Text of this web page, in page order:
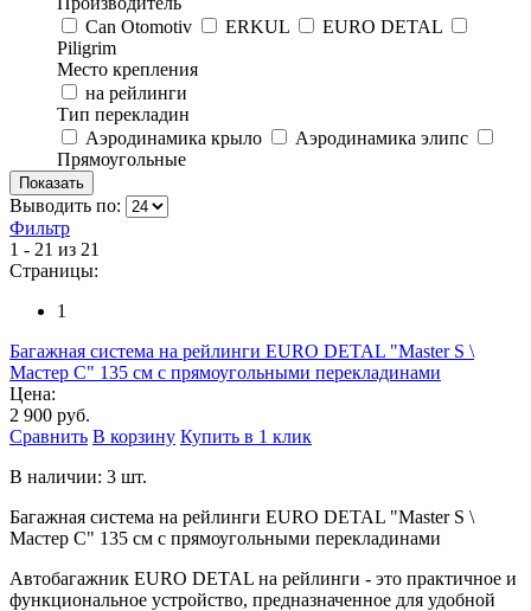
Can Otomotiv
ERKUL
EURO DETAL
Piligrim
Место крепления
на рейлинги
Тип перекладин
Аэродинамика крыло
Аэродинамика элипс
Прямоугольные
Выводить по:
Фильтр
1 - 21 из 21
Страницы:
1
Багажная система на рейлинги EURO DETAL "Master S \
Мастер С" 135 см с прямоугольными перекладинами
Цена:
2 900 руб.
Сравнить В корзину Купить в 1 клик
В наличии: 3 шт.
Багажная система на рейлинги EURO DETAL "Master S \
Мастер С" 135 см с прямоугольными перекладинами
Автобагажник EURO DETAL на рейлинги - это практичное и
функциональное устройство, предназначенное для удобной